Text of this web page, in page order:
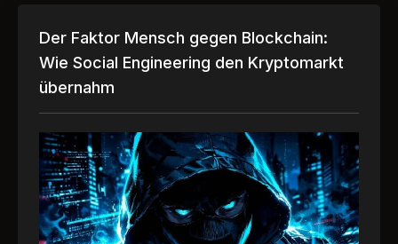
Der Faktor Mensch gegen Blockchain:
Wie Social Engineering den Kryptomarkt
übernahm